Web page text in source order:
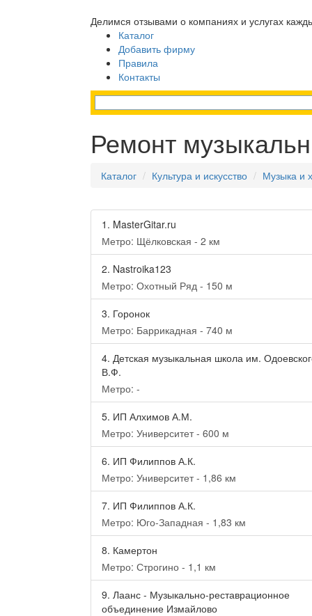
Делимся отзывами о компаниях и услугах
Каталог
Добавить фирму
Правила
Контакты
Ремонт
Каталог Культура и искусство Музыка и
1. MasterGitar.ru
Метро: Щёлковская - 2 км
2. Nastroika123
Метро: Охотный Ряд - 150 м
3. Горонок
Метро: Баррикадная - 740 м
4. Детская музыкальная школа им.
В.Ф.
Метро: -
5. ИП Алхимов А.М.
Метро: Университет - 600 м
6. ИП Филиппов А.К.
Метро: Университет - 1,86 км
7. ИП Филиппов А.К.
Метро: Юго-Западная - 1,83 км
8. Камертон
Метро: Строгино - 1,1 км
9. Лаанс - Музыкально-реставрационное
объединение Измайлово